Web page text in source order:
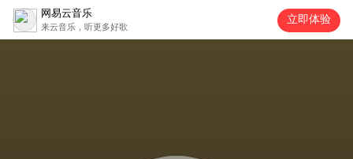
网易云音乐
来云音乐，听更多好歌
立即体验